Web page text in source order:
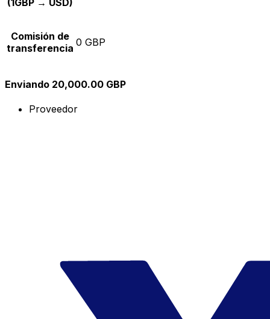
Comisión de
transferencia 0 GBP
Enviando 20,000.00 GBP
Proveedor